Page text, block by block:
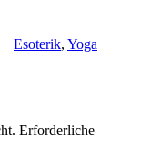
Esoterik, Yoga
Erforderliche